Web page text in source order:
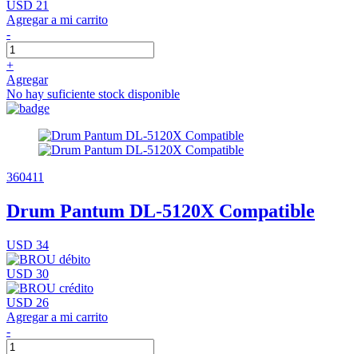
USD 21
Agregar a mi carrito
-
+
Agregar
No hay suficiente stock disponible
360411
Drum Pantum DL-5120X Compatible
USD 34
USD 30
USD 26
Agregar a mi carrito
-